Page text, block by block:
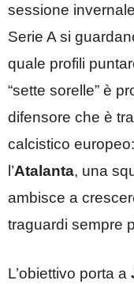
sessione
Serie A si
quale profili
“sette sorelle” è
difensore che è
calcistico
l’Atalanta, una
ambisce a
traguardi sempre
L’obiettivo porta a